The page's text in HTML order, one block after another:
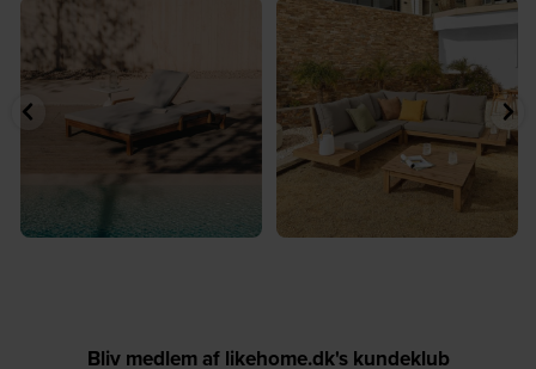
☀️ Sommerens favorit til terrassen ☀️⁠
8 0
☀️ Sommerens naturlige
samlingspunkt⁠
8 0
Bliv medlem af likehome.dk's kundeklub